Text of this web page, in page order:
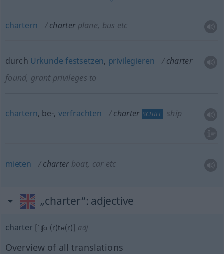
chartern charter plane, bus etc
durch Urkunde festsetzen, privilegieren
charter
found, grant privileges to
chartern, be-, verfrachten charter SCHIFF ship
mieten charter boat, caretc
„charter“: adjective
charter [ˈʧɑː(r)tə(r)] adj
Overview of all translations